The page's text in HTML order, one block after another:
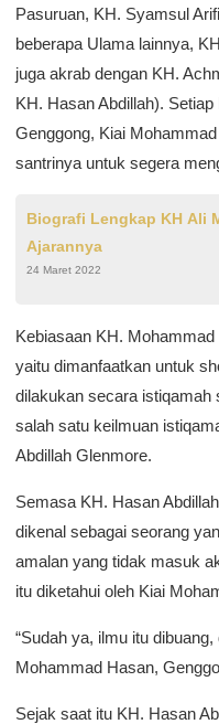
Pasuruan, KH. Syamsul
beberapa Ulama lainnya,
juga akrab dengan KH.
KH. Hasan Abdillah).
Genggong, Kiai
santrinya untuk segera
Biografi Lengkap KH Ali
Ajarannya
24 Maret 2022
Kebiasaan KH.
yaitu dimanfaatkan untuk
dilakukan secara istiqamah
salah satu keilmuan
Abdillah Glenmore.
Semasa KH. Hasan
dikenal sebagai seorang
amalan yang tidak masuk
itu diketahui oleh Kiai
“Sudah ya, ilmu itu
Mohammad Hasan,
Sejak saat itu KH. Hasan